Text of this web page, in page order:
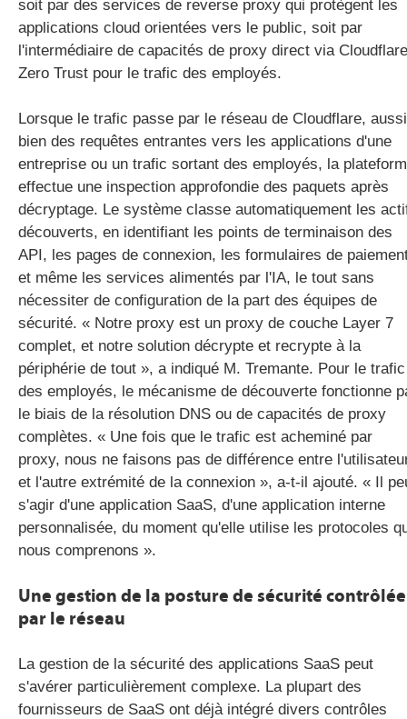
soit par des services de reverse proxy qui protègent les
applications cloud orientées vers le public, soit par
l'intermédiaire de capacités de proxy direct via Cloudflare
Zero Trust pour le trafic des employés.
Lorsque le trafic passe par le réseau de Cloudflare, aussi
bien des requêtes entrantes vers les applications d'une
entreprise ou un trafic sortant des employés, la
effectue une inspection approfondie des paquets après
décryptage. Le système classe automatiquement les
découverts, en identifiant les points de terminaison des
API, les pages de connexion, les formulaires de
et même les services alimentés par l'IA, le tout sans
nécessiter de configuration de la part des équipes de
sécurité. « Notre proxy est un proxy de couche Layer 7
complet, et notre solution décrypte et recrypte à la
périphérie de tout », a indiqué M. Tremante. Pour le trafic
des employés, le mécanisme de découverte fonctionne
le biais de la résolution DNS ou de capacités de proxy
complètes. « Une fois que le trafic est acheminé par
proxy, nous ne faisons pas de différence entre
et l'autre extrémité de la connexion », a-t-il ajouté. « Il
s'agir d'une application SaaS, d'une application interne
personnalisée, du moment qu'elle utilise les protocoles
nous comprenons ».
Une gestion de la posture de sécurité contrôlée
par le réseau
La gestion de la sécurité des applications SaaS peut
s'avérer particulièrement complexe. La plupart des
fournisseurs de SaaS ont déjà intégré divers contrôles